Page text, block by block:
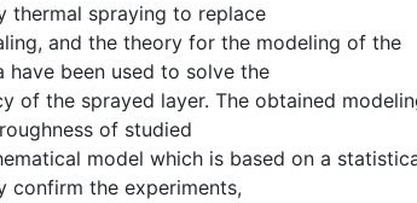
thermal spraying to replace
and the theory for the modeling of the
have been used to solve the
of the sprayed layer. The obtained
of studied
model which is based on a
confirm the experiments,